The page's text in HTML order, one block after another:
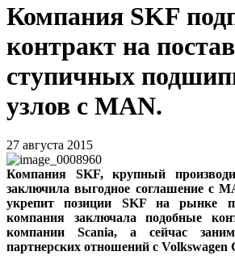
Компания SKF
контракт на
ступичных
узлов с MAN.
27 августа 2015
Компания SKF, крупный
заключила выгодное соглашение с
укрепит позиции SKF на рынке
компания заключала подобные
компании Scania, а сейчас
партнерских отношений с Volkswagen